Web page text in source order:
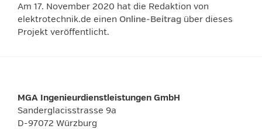
Am 17. November 2020 hat die Redaktion von
elektrotechnik.de einen Online-Beitrag über dieses
Projekt veröffentlicht.
MGA Ingenieurdienstleistungen GmbH
Sanderglacisstrasse 9a
D-97072 Würzburg